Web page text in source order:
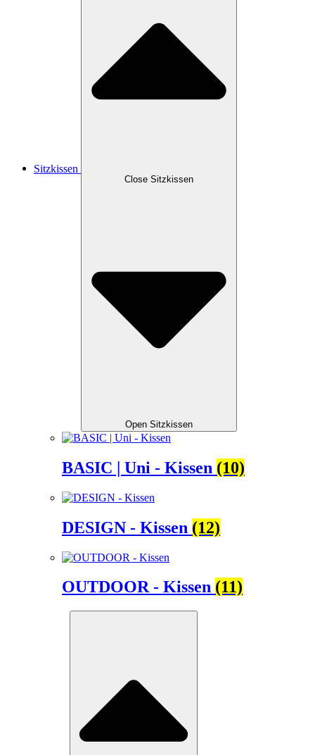
Sitzkissen
Close Sitzkissen
Open Sitzkissen
BASIC | Uni - Kissen (10)
DESIGN - Kissen (12)
OUTDOOR - Kissen (11)